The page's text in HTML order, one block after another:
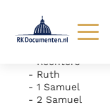
Lezen
Documenten
- Numeri
- Deuteronomium
- Rechters
- Ruth
- 1 Samuel
- 2 Samuel
- Psalm 17